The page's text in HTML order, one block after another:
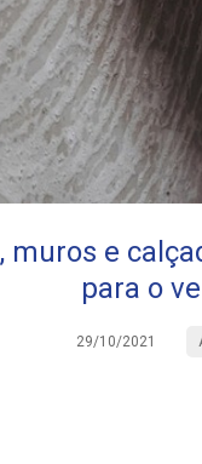
muros e
para o
29/10/2021